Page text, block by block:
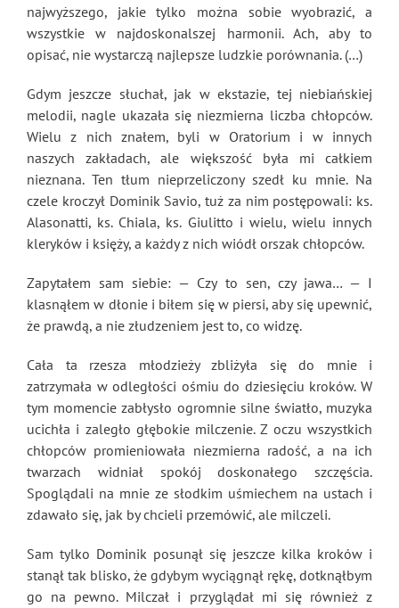
najwyższego, jakie tylko można sobie wyobrazić, a
wszystkie w najdoskonalszej harmonii. Ach, aby to
opisać, nie wystarczą najlepsze ludzkie porównania. (…)
Gdym jeszcze słuchał, jak w ekstazie, tej niebiańskiej
melodii, nagle ukazała się niezmierna liczba chłopców.
Wielu z nich znałem, byli w Oratorium i w innych
naszych zakładach, ale większość była mi całkiem
nieznana. Ten tłum nieprzeliczony szedł ku mnie. Na
czele kroczył Dominik Savio, tuż za nim postępowali: ks.
Alasonatti, ks. Chiala, ks. Giulitto i wielu, wielu innych
kleryków i księży, a każdy z nich wiódł orszak chłopców.
Zapytałem sam siebie: — Czy to sen, czy jawa… — I
klasnąłem w dłonie i biłem się w piersi, aby się upewnić,
że prawdą, a nie złudzeniem jest to, co widzę.
Cała ta rzesza młodzieży zbliżyła się do mnie i
zatrzymała w odległości ośmiu do dziesięciu kroków. W
tym momencie zabłysło ogromnie silne światło, muzyka
ucichła i zaległo głębokie milczenie. Z oczu wszystkich
chłopców promieniowała niezmierna radość, a na ich
twarzach widniał spokój doskonałego szczęścia.
Spoglądali na mnie ze słodkim uśmiechem na ustach i
zdawało się, jak by chcieli przemówić, ale milczeli.
Sam tylko Dominik posunął się jeszcze kilka kroków i
stanął tak blisko, że gdybym wyciągnął rękę, dotknąłbym
go na pewno. Milczał i przyglądał mi się również z